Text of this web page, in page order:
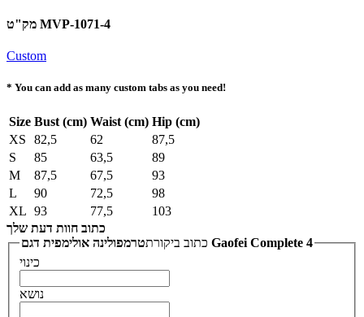
מק"ט MVP-1071-4
Custom
* You can add as many custom tabs as you need!
Size Bust (cm) Waist (cm) Hip (cm)
XS
82,5 62
87,5
S
85 63,5
89
M
87,5 67,5
93
L
90 72,5
98
XL 93 77,5
103
כתוב חוות דעת שלך
כתוב ביקורת טרמפולינה אולימפית דגם Gaofei Complete 4
כינוי
נושא